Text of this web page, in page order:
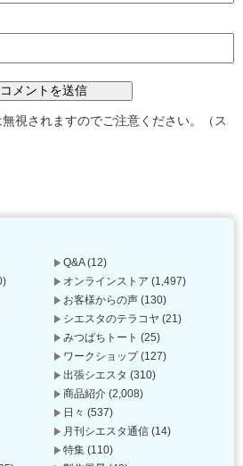
視されますのでご注意ください。（ス
Q&A(12)
オンラインストア (1,497)
お客様からの声 (130)
シエスタのテラコヤ (21)
みつばちトート (25)
ワークショップ(127)
出張シエスタ (310)
商品紹介 (2,008)
日々 (537)
月刊シエスタ通信 (14)
特集 (110)